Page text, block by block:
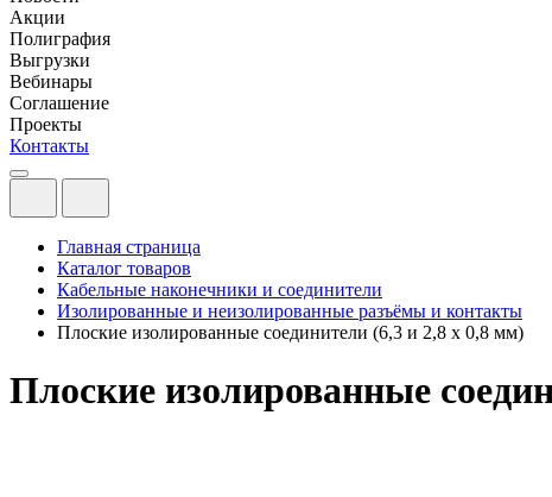
Акции
Полиграфия
Выгрузки
Вебинары
Соглашение
Проекты
Контакты
Главная страница
Каталог товаров
Кабельные наконечники и соединители
Изолированные и неизолированные разъёмы и контакты
Плоские изолированные соединители (6,3 и 2,8 x 0,8 мм)
Плоские изолированные